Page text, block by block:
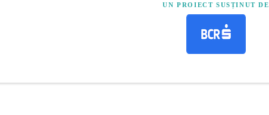
UN PROIECT SUSȚINUT DE